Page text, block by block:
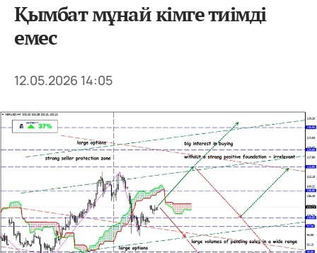
Қымбат мұнай кімге тиімді
емес
12.05.2026 14:05